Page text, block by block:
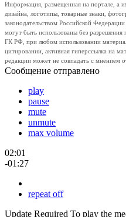
Информация, размещенная на портале, а
дизайна, логотипы, товарные знаки,
законодательством Российской
могут быть использованы без разрешения
ГК РФ, при любом использовании
цитировании, активная гиперссылка на
редакции может не совпадать с мнением
Сообщение отправлено
play
pause
mute
unmute
max volume
02:01
-01:27
repeat off
Update Required To play the